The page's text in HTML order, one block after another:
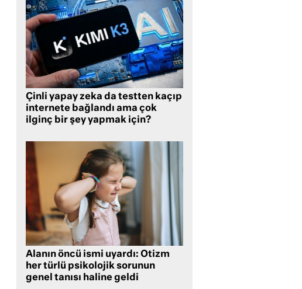
Çinli yapay zeka da testten kaçıp
internete bağlandı ama çok
ilginç bir şey yapmak için?
Alanın öncü ismi uyardı: Otizm
her türlü psikolojik sorunun
genel tanısı haline geldi